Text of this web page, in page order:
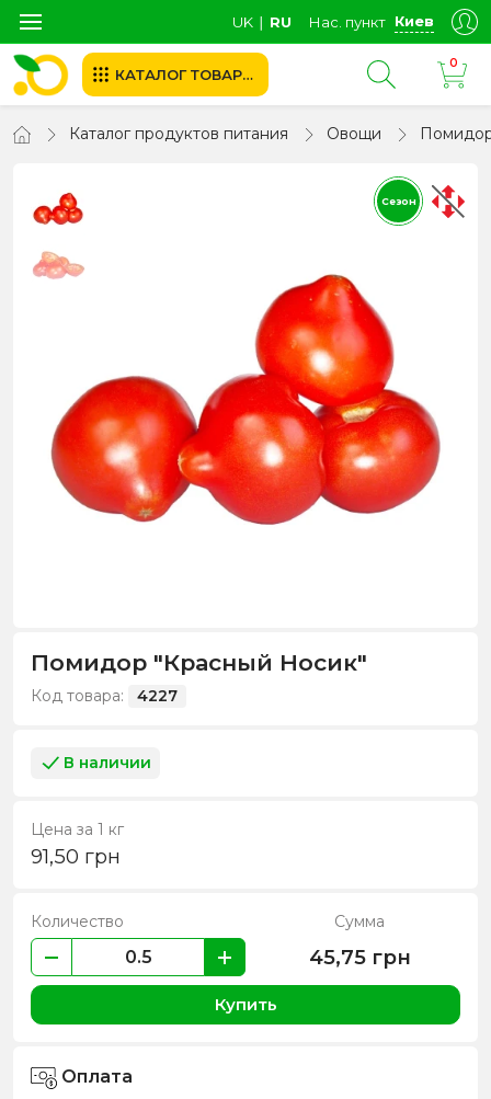
UK ∣ RU Нас. пункт Киев
КАТАЛОГ ТОВАРОВ
0
Каталог продуктов питания Овощи
Сезон
Помидор "Красный Носик"
Код товара: 4227
В наличии
Цена за 1 кг
91,50 грн
Количество Сумма
45,75 грн
Купить
Оплата